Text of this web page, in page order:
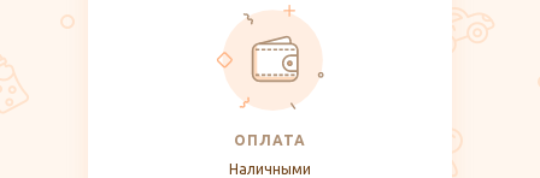
ОПЛАТА
Наличными